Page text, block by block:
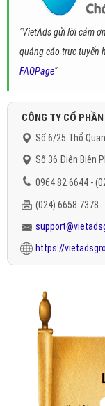
"VietAds gửi lời cảm
quảng cáo trực tuyến
FAQPage"
CÔNG TY CỔ
Số 6/25 Thổ
Số 36 Điện Biên
0964 82 6644 -
(024) 6658 7378
https://